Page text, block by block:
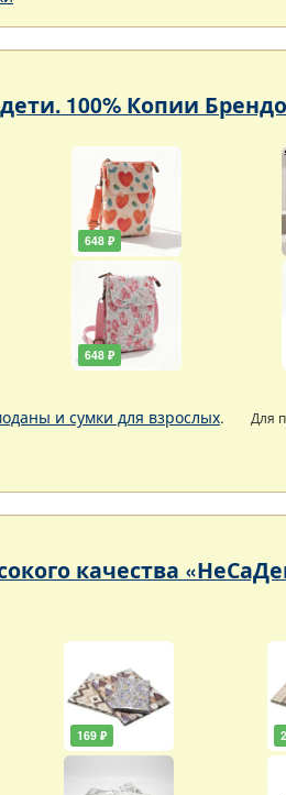
100% Копии
648 ₽
648 ₽
и сумки для взрослых. Для
качества
169 ₽